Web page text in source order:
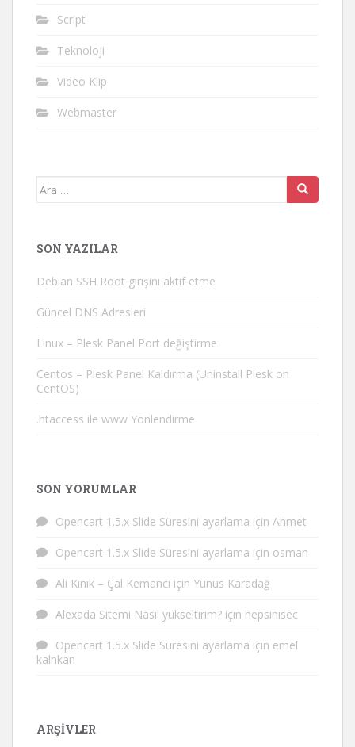
Script
Teknoloji
Video Klip
Webmaster
Arama
SON YAZILAR
Debian SSH Root girişini aktif etme
Güncel DNS Adresleri
Linux – Plesk Panel Port değiştirme
Centos – Plesk Panel Kaldırma (Uninstall Plesk on
CentOS)
.htaccess ile www Yönlendirme
SON YORUMLAR
Opencart 1.5.x Slide Süresini ayarlama için Ahmet
Opencart 1.5.x Slide Süresini ayarlama için osman
Ali Kınık – Çal Kemancı için Yunus Karadağ
Alexada Sitemi Nasıl yükseltirim? için hepsinisec
Opencart 1.5.x Slide Süresini ayarlama için emel
kalnkan
ARŞIVLER